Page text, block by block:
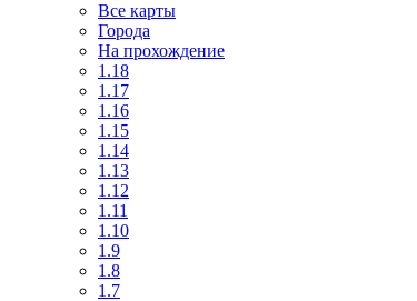
Все карты
Города
На прохождение
1.18
1.17
1.16
1.15
1.14
1.13
1.12
1.11
1.10
1.9
1.8
1.7